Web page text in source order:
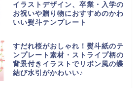
イラストデザイン、卒業・入学の
お祝いや贈り物におすすめのかわ
いい熨斗テンプレート
すだれ桜がおしゃれ！熨斗紙のテ
ンプレート素材・ストライプ柄の
背景付きイラストでリボン風の蝶
結び水引がかわいい♪